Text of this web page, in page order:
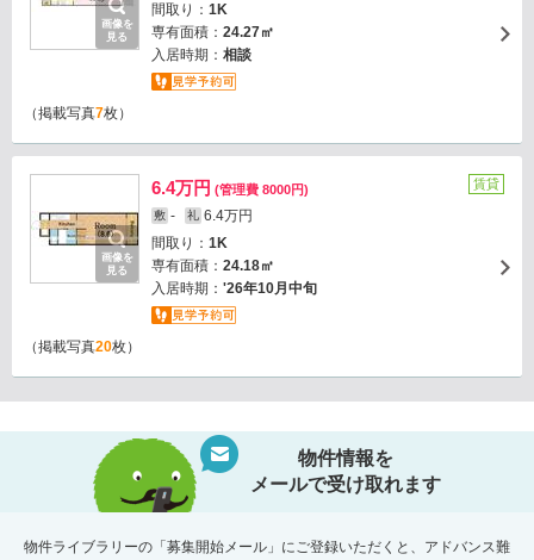
画像を
見る
間取り： 1K
専有面積： 24.27㎡
入居時期： 相談
（掲載写真7枚）
画像を
見る
6.4万円 (管理費 8000円)
敷 - 礼 6.4万円
間取り： 1K
専有面積： 24.18㎡
入居時期： '26年10月中旬
賃貸
（掲載写真20枚）
物件情報を
メールで受け取れます
物件ライブラリーの「募集開始メール」にご登録いただくと、アドバンス難